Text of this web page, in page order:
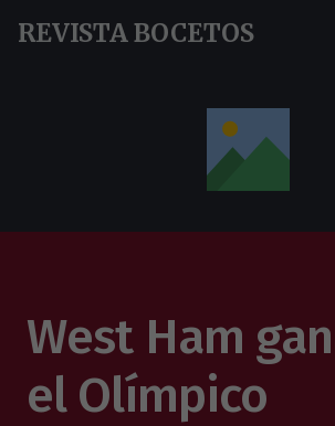
REVISTA BOCETOS
West Ham
el Olímpico